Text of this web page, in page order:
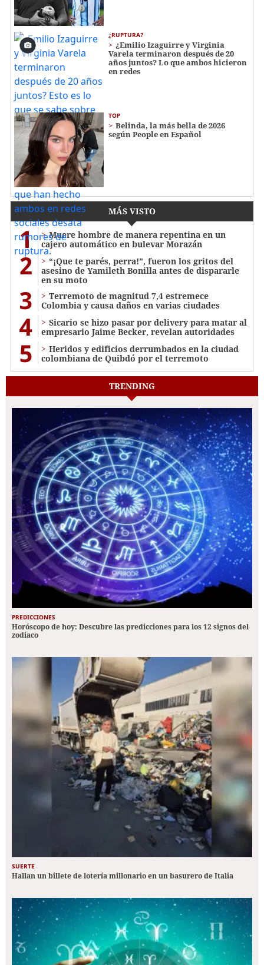
¿RUPTURA?
¿Emilio Izaguirre y Virginia
Varela terminaron después de 20
años juntos? Lo que ambos hicieron
en redes
TOP
Belinda, la más bella de 2026
según People en Español
MÁS VISTO
1
Muere hombre de manera repentina en un
cajero automático en bulevar Morazán
2
“¡Que te parés, perra!”, fueron los gritos del
asesino de Yamileth Bonilla antes de dispararle
en su moto
3
Terremoto de magnitud 7,4 estremece
Colombia y causa daños en varias ciudades
4
Sicario se hizo pasar por delivery para matar al
empresario Jaime Becker, revelan autoridades
5
Heridos y edificios derrumbados en la ciudad
colombiana de Quibdó por el terremoto
TRENDING
PREDICCIONES
Horóscopo de hoy: Descubre las predicciones para los 12 signos del
zodiaco
SUERTE
Hallan un billete de lotería millonario en un basurero de Italia